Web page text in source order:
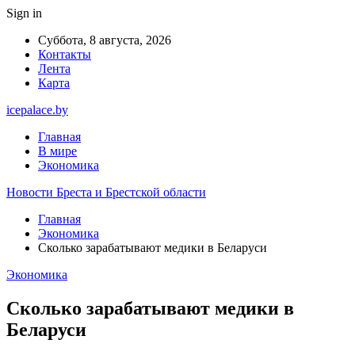
Sign in
Суббота, 8 августа, 2026
Контакты
Лента
Карта
icepalace.by
Главная
В мире
Экономика
Новости Бреста и Брестской области
Главная
Экономика
Сколько зарабатывают медики в Беларуси
Экономика
Сколько зарабатывают медики в
Беларуси